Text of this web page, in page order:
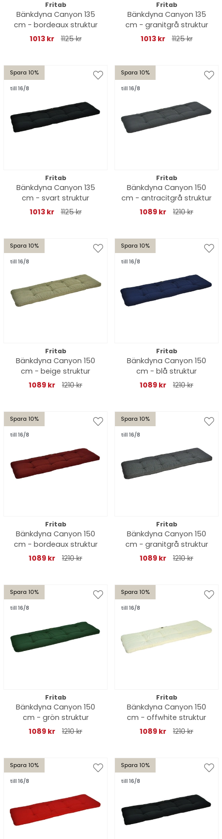
Fritab
Bänkdyna Canyon 135
cm - bordeaux struktur
1013 kr
1125 kr
Fritab
Bänkdyna Canyon 135
cm - granitgrå struktur
1013 kr
1125 kr
Spara 10%
till 16/8
Fritab
Bänkdyna Canyon 135
cm - svart struktur
1013 kr
1125 kr
Spara 10%
till 16/8
Fritab
Bänkdyna Canyon 150
cm - antracitgrå struktur
1089 kr
1210 kr
Spara 10%
till 16/8
Fritab
Bänkdyna Canyon 150
cm - beige struktur
1089 kr
1210 kr
Spara 10%
till 16/8
Fritab
Bänkdyna Canyon 150
cm - blå struktur
1089 kr
1210 kr
Spara 10%
till 16/8
Fritab
Bänkdyna Canyon 150
cm - bordeaux struktur
1089 kr
1210 kr
Spara 10%
till 16/8
Fritab
Bänkdyna Canyon 150
cm - granitgrå struktur
1089 kr
1210 kr
Spara 10%
till 16/8
Fritab
Bänkdyna Canyon 150
cm - grön struktur
1089 kr
1210 kr
Spara 10%
till 16/8
Fritab
Bänkdyna Canyon 150
cm - offwhite struktur
1089 kr
1210 kr
Spara 10%
till 16/8
Spara 10%
till 16/8